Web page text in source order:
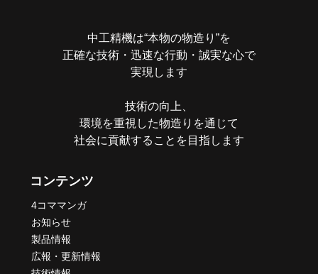
中工精機は“本物の物造り”を
正確な技術・迅速な行動・誠実な心で
実現します
技術の向上、
環境を重視した物造りを通じて
社会に貢献することを目指します
コンテンツ
4コママンガ
お知らせ
製品情報
広報・更新情報